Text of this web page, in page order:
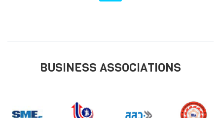
BUSINESS ASSOCIATIONS